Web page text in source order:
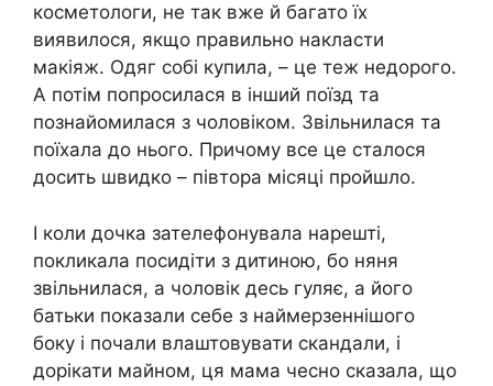
косметологи, не так вже й багато їх
виявилося, якщо правильно накласти
макіяж. Одяг собі купила, – це теж недорого.
А потім попросилася в інший поїзд та
познайомилася з чоловіком. Звільнилася та
поїхала до нього. Причому все це сталося
досить швидко – півтора місяці пройшло.
І коли дочка зателефонувала нарешті,
покликала посидіти з дитиною, бо няня
звільнилася, а чоловік десь гуляє, а його
батьки показали себе з наймерзеннішого
боку і почали влаштовувати скандали, і
дорікати майном, ця мама чесно сказала, що